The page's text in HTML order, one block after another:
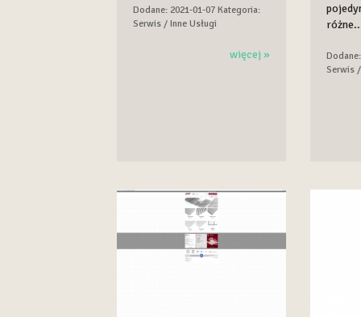
Dodane: 2021-01-07 Kategoria:
Serwis / Inne Usługi
więcej »
Serwis